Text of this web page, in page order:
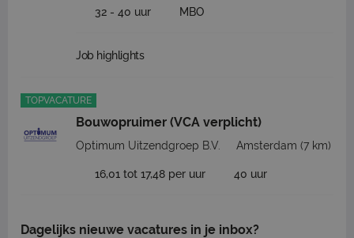
32 - 40 uur MBO
Job highlights
TOPVACATURE
Bouwopruimer (VCA verplicht)
Optimum Uitzendgroep B.V. Amsterdam (7 km)
16,01 tot 17,48 per uur 40 uur
Dagelijks nieuwe vacatures in je inbox?